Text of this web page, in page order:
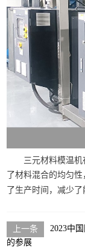
三元材料模温
了材料混合的均匀性
了生产时间，减少了
2023中
的参展